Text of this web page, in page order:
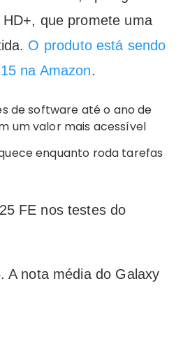
que promete uma
O produto está sendo
na Amazon.
de software até o ano de
um valor mais acessível
enquanto roda tarefas
FE nos testes do
A nota média do Galaxy